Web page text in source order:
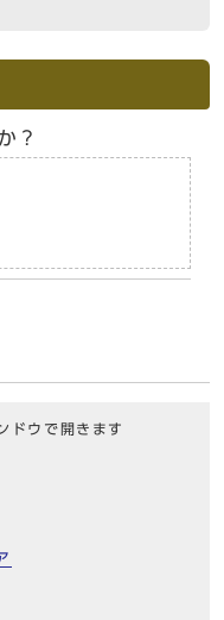
？
ドウで開きます